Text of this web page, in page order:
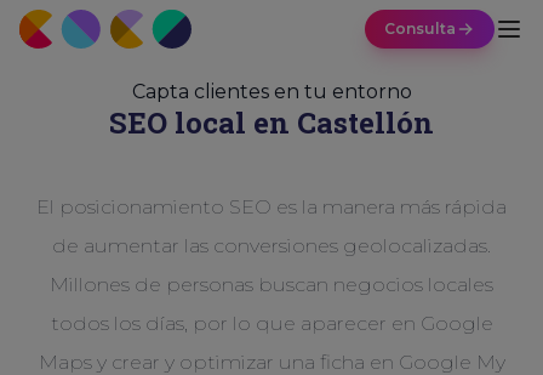
Consulta
Capta clientes en tu entorno
SEO local en Castellón
El posicionamiento SEO es la manera más rápida
de aumentar las conversiones geolocalizadas.
Millones de personas buscan negocios locales
todos los días, por lo que aparecer en Google
Maps y crear y optimizar una ficha en Google My